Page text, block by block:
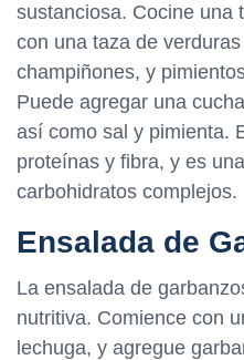
sustanciosa. Cocine una
con una taza de
champiñones, y
Puede agregar una
así como sal y pimienta.
proteínas y fibra, y es
carbohidratos complejos.
Ensalada de
La ensalada de
nutritiva. Comience con
lechuga, y agregue